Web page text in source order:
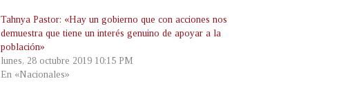
Tahnya Pastor: «Hay un gobierno que con acciones nos
demuestra que tiene un interés genuino de apoyar a la
población»
lunes, 28 octubre 2019 10:15 PM
En «Nacionales»